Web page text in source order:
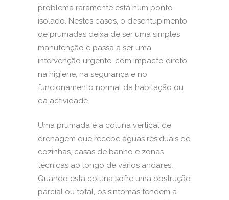
problema raramente está num ponto
isolado. Nestes casos, o desentupimento
de prumadas deixa de ser uma simples
manutenção e passa a ser uma
intervenção urgente, com impacto direto
na higiene, na segurança e no
funcionamento normal da habitação ou
da actividade.
Uma prumada é a coluna vertical de
drenagem que recebe águas residuais de
cozinhas, casas de banho e zonas
técnicas ao longo de vários andares.
Quando esta coluna sofre uma obstrução
parcial ou total, os sintomas tendem a